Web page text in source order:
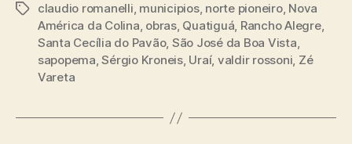
Tagsclaudio romanelli, municipios, norte pioneiro, Nova
América da Colina, obras, Quatiguá, Rancho Alegre,
Santa Cecília do Pavão, São José da Boa Vista,
sapopema,Sérgio Kroneis, Uraí, valdir rossoni, Zé
Vareta